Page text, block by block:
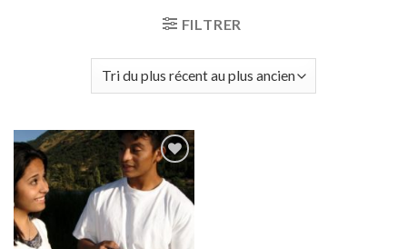
FILTRER
Ajouter
à la liste
de
souhaits